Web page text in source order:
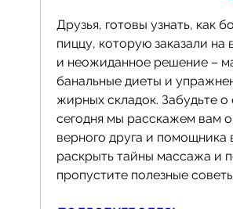
Друзья, готовы узнать, как
пиццу, которую заказали
и неожиданное решение –
банальные диеты и
жирных складок. Забудьте
сегодня мы расскажем вам
верного друга и
раскрыть тайны массажа и
пропустите полезные